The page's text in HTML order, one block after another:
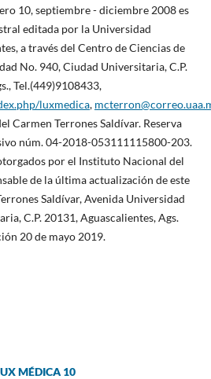
10, septiembre - diciembre 2008 es
editada por la Universidad
a través del Centro de Ciencias de
No. 940, Ciudad Universitaria, C.P.
Tel.(449)9108433,
luxmedica,
Carmen Terrones Saldívar. Reserva
núm. 04-2018-053111115800-203.
por el Instituto Nacional del
de la última actualización de este
Saldívar, Avenida Universidad
C.P. 20131, Aguascalientes, Ags.
20 de mayo 2019.
MÉDICA 10